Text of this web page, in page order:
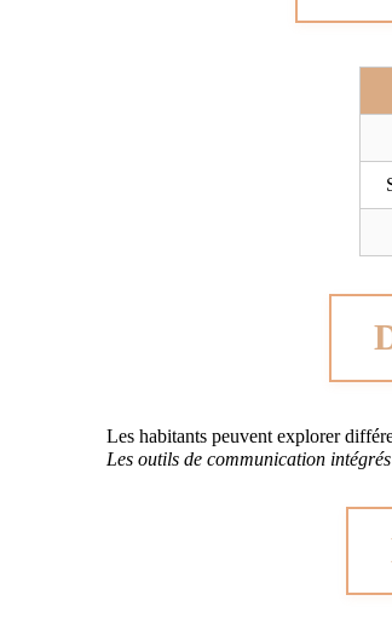
Les habitants peuvent explorer
Les outils de communication intégrés